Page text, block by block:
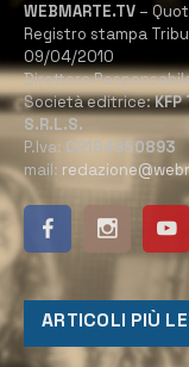
WEBMARTE.TV –
Registro stampa
09/04/2010
Direttore
Società editrice:KFP
S.R.L.S.
P.Iva: 02184950893
mail:
ARTICOLI PIÙ